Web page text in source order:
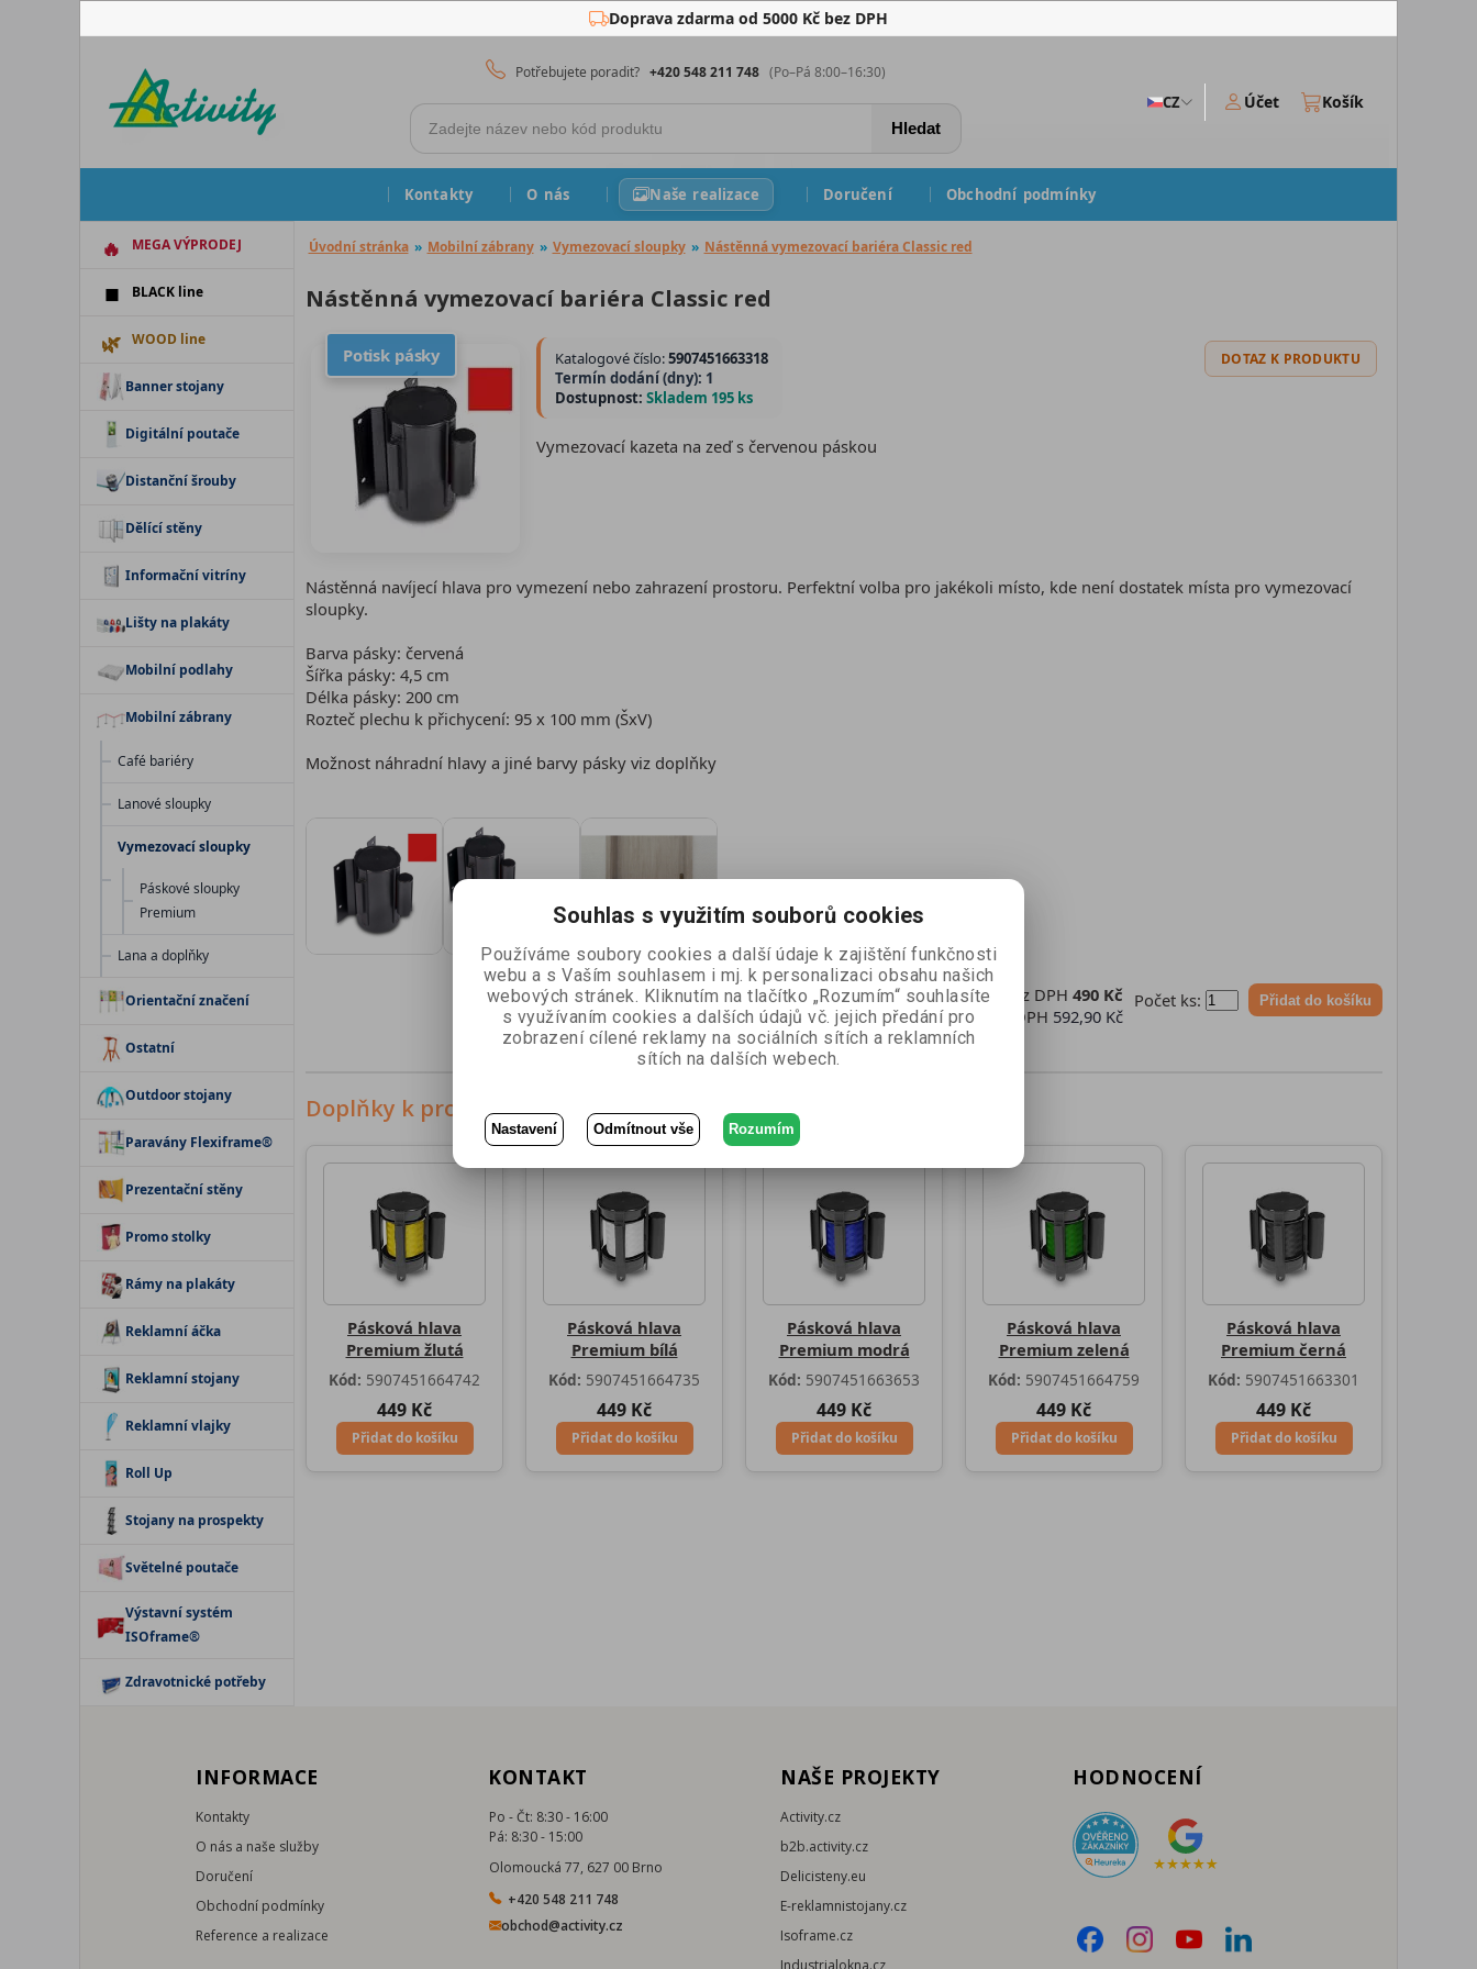
Doprava zdarma od 5000 Kč bez DPH
Potřebujete poradit? +420 548 211 748 (Po–Pá 8:00–16:30)
Hledat
CZ Účet Košík
Kontakty O nás Naše realizace Doručení Obchodní podmínky
MEGA VÝPRODEJ
BLACK line
WOOD line
Banner stojany
Digitální poutače
Distanční šrouby
Dělící stěny
Informační vitríny
Lišty na plakáty
Mobilní podlahy
Mobilní zábrany
Café bariéry
Lanové sloupky
Vymezovací sloupky
Páskové sloupky
Premium
Lana a doplňky
Orientační značení
Ostatní
Outdoor stojany
Paravány Flexiframe®
Prezentační stěny
Promo stolky
Rámy na plakáty
Reklamní áčka
Reklamní stojany
Reklamní vlajky
Roll Up
Stojany na prospekty
Světelné poutače
Výstavní systém
ISOframe®
Zdravotnické potřeby
Úvodní stránka » Mobilní zábrany » Vymezovací sloupky » Nástěnná vymezovací bariéra Classic red
Nástěnná vymezovací bariéra Classic red
Potisk pásky DOTAZ K PRODUKTU
Katalogové číslo:5907451663318
Termín dodání (dny): 1
Dostupnost: Skladem 195 ks
Vymezovací kazeta na zeď s červenou páskou
Nástěnná navíjecí hlava pro vymezení nebo zahrazení prostoru. Perfektní volba pro jakékoli místo, kde není dostatek místa pro vymezovací
sloupky.
Barva pásky: červená
Šířka pásky: 4,5 cm
Délka pásky: 200 cm
Rozteč plechu k přichycení: 95 x 100 mm (ŠxV)
Možnost náhradní hlavy a jiné barvy pásky viz doplňky
Počet ks: Přidat do košíku
cena bez DPH 490 Kč
cena s DPH 592,90 Kč
Doplňky k produktu
Pásková hlava
Premium žlutá
Kód: 5907451664742
449 Kč
Přidat do košíku
Pásková hlava
Premium bílá
Kód: 5907451664735
449 Kč
Přidat do košíku
Pásková hlava
Premium modrá
Kód: 5907451663653
449 Kč
Přidat do košíku
Pásková hlava
Premium zelená
Kód: 5907451664759
449 Kč
Přidat do košíku
Pásková hlava
Premium černá
Kód: 5907451663301
449 Kč
Přidat do košíku
INFORMACE
Kontakty
O nás a naše služby
Doručení
Obchodní podmínky
Reference a realizace
KONTAKT
Po - Čt: 8:30 - 16:00
Pá: 8:30 - 15:00
Olomoucká 77, 627 00 Brno
+420 548 211 748
obchod@activity.cz
NAŠE PROJEKTY
Activity.cz
b2b.activity.cz
Delicisteny.eu
E-reklamnistojany.cz
Isoframe.cz
Industrialokna.cz
HODNOCENÍ
Souhlas s využitím souborů cookies
Používáme soubory cookies a další údaje k zajištění funkčnosti
webu a s Vaším souhlasem i mj. k personalizaci obsahu našich
webových stránek. Kliknutím na tlačítko „Rozumím“ souhlasíte
s využívaním cookies a dalších údajů vč. jejich předání pro
zobrazení cílené reklamy na sociálních sítích a reklamních
sítích na dalších webech.
Nastavení Odmítnout vše Rozumím